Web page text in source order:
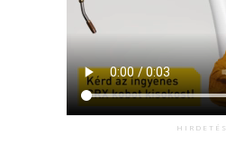
HIRDETÉS